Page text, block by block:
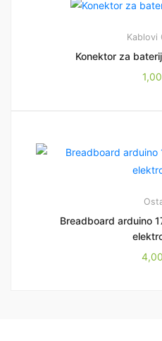
Kablovi
Konektor za
1,00
Breadboard arduino
4,00